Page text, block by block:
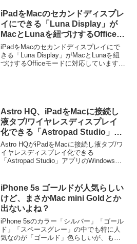
iPadをMacのセカンドディスプレ
イにできる「Luna Display」が
MacとLunaを紐づけするOfficeモ
ードに対応。
iPadをMacのセカンドディスプレイにで
きる「Luna Display」がMacとLunaを紐
づけするOfficeモードに対応しています。
Astro HQ、iPadをMacに接続し
液タブ/ワイヤレスディスプレイ
化できる「Astropad Studio」ア
プリのWindows版となる
「Project Blue」をPublic Beta
で公開。
Astro HQがiPadをMacに接続し液タブ/ワ
イヤレスディスプレイ化できる
「Astropad Studio」アプリのWindows版
iPhone 5s ゴールドが人気らしい
けど、まさかMac mini Goldとか
出ないよね？
iPhone 5sのカラー「シルバー」「ゴール
ド」「スペースグレー」の中でも特に人
気なのが「ゴールド」色らしいが、もし